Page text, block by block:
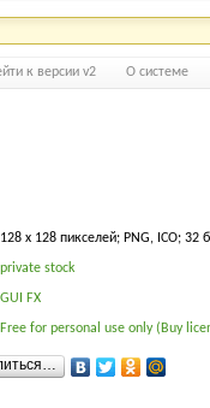
к версии v2 О системе
128 x 128 пикселей; PNG, ICO; 32
private stock
GUI FX
Free for personal use only (Buy